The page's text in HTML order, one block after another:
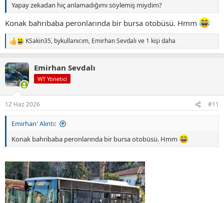
Yapay zekadan hiç anlamadığımı söylemiş miydim?
Konak bahribaba peronlarında bir bursa otobüsü. Hmm
T
e
k
i
l
:
KSakin35, bykullanıcım, Emirhan Sevdalı ve 1 kişi daha
Emirhan Sevdalı
WT Yönetici
12 Haz 2026 #11
Emirhan' Alıntı:
Konak bahribaba peronlarında bir bursa otobüsü. Hmm